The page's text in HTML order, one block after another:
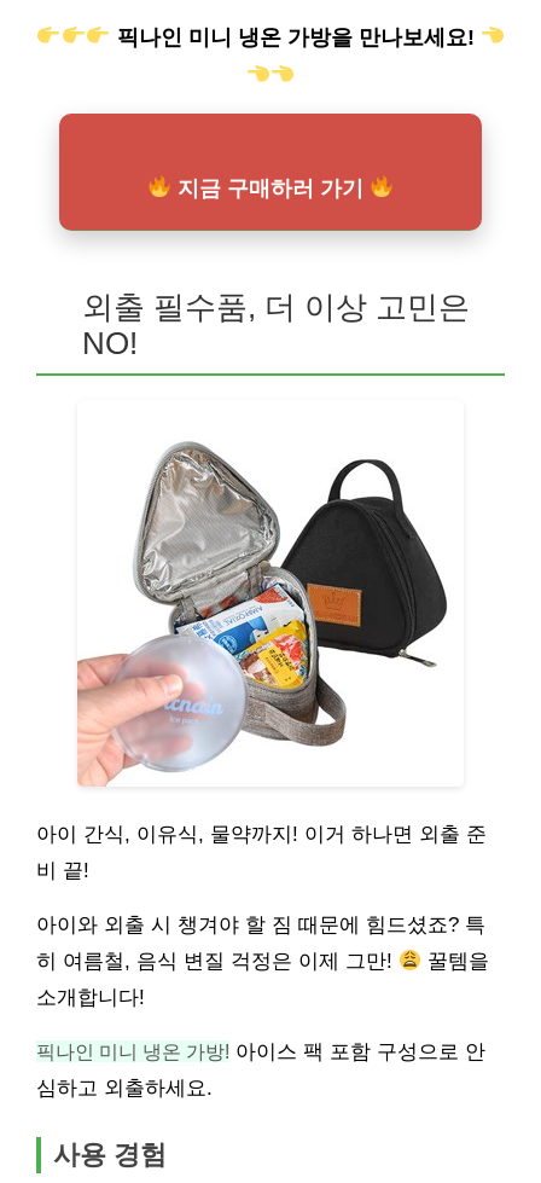
픽나인 미니 냉온 가방을 만나보세요!
지금 구매하러 가기
외출 필수품, 더 이상 고민은
NO!
아이 간식, 이유식, 물약까지! 이거 하나면 외출 준
비 끝!
아이와 외출 시 챙겨야 할 짐 때문에 힘드셨죠? 특
히 여름철, 음식 변질 걱정은 이제 그만!
꿀템을
소개합니다!
픽나인 미니 냉온 가방! 아이스 팩 포함 구성으로 안
심하고 외출하세요.
사용 경험